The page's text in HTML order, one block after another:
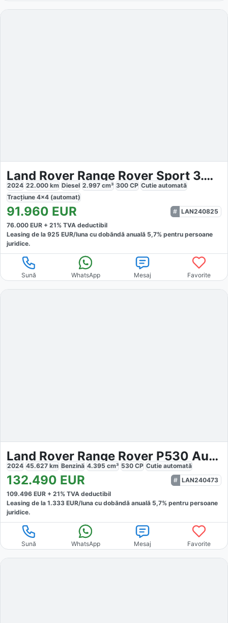
Land Rover Range Rover Sport 3.0 I6 D300 MHEV Dynamic HSE
2024 22.000 km Diesel 2.997 cm³ 300 CP Cutie automată
Tracțiune 4x4 (automat)
91.960 EUR
LAN240825
76.000 EUR + 21% TVA deductibil
Leasing de la 925 EUR/luna cu dobăndă anuală 5,7% pentru persoane
juridice.
Sună WhatsApp Mesaj Favorite
Land Rover Range Rover P530 Autobiography
2024 45.627 km Benzină 4.395 cm³ 530 CP Cutie automată
132.490 EUR
LAN240473
109.496 EUR + 21% TVA deductibil
Leasing de la 1.333 EUR/luna cu dobăndă anuală 5,7% pentru persoane
juridice.
Sună WhatsApp Mesaj Favorite